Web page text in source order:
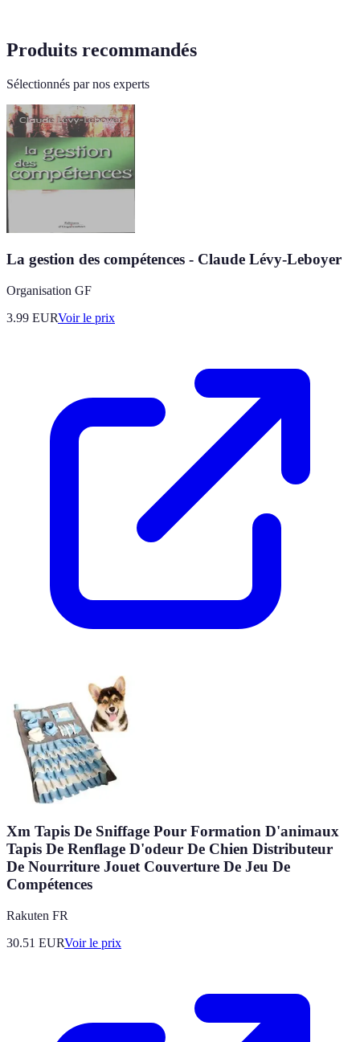
Produits recommandés
Sélectionnés par nos experts
La gestion des compétences - Claude Lévy-Leboyer
Organisation GF
3.99 EURVoir le prix
Xm Tapis De Sniffage Pour Formation D'animaux
Tapis De Renflage D'odeur De Chien Distributeur
De Nourriture Jouet Couverture De Jeu De
Compétences
Rakuten FR
30.51 EURVoir le prix